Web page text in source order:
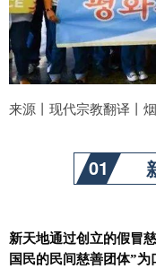
来源丨现代宗教翻译丨
01
新天地通过创立的假冒
国民的民间慈善团体”为